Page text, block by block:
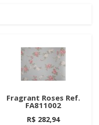
Fragrant Roses Ref.
FA811002
R$ 282,94